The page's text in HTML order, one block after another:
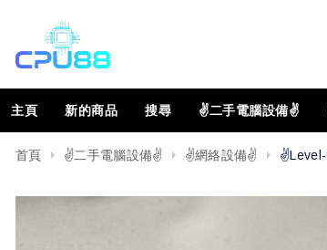
主頁 新的商品 搜尋 ✌️二手電腦設備✌️
首頁 ✌️二手電腦設備✌️ ✌️網絡設備✌️